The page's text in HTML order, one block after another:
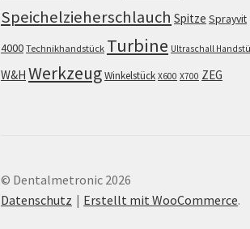
Speichelzieherschlauch Spitze Sprayvit
4000 Technikhandstück Turbine Ultraschall
W&H WerkzeugWinkelstück X600 X700 ZEG
© Dentalmetronic 2026
Datenschutz
Erstellt mit WooCommerce.